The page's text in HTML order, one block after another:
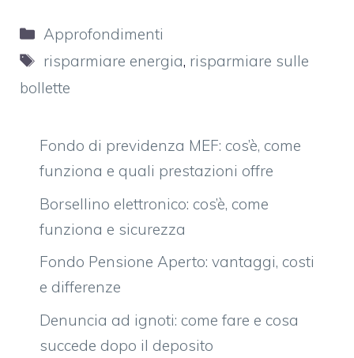
Categorie
Approfondimenti
Tag
risparmiare energia, risparmiare sulle
bollette
Fondo di previdenza MEF: cos’è, come
funziona e quali prestazioni offre
Borsellino elettronico: cos’è, come
funziona e sicurezza
Fondo Pensione Aperto: vantaggi, costi
e differenze
Denuncia ad ignoti: come fare e cosa
succede dopo il deposito